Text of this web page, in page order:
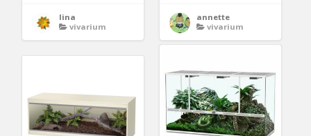
lina
vivarium
annette
vivarium